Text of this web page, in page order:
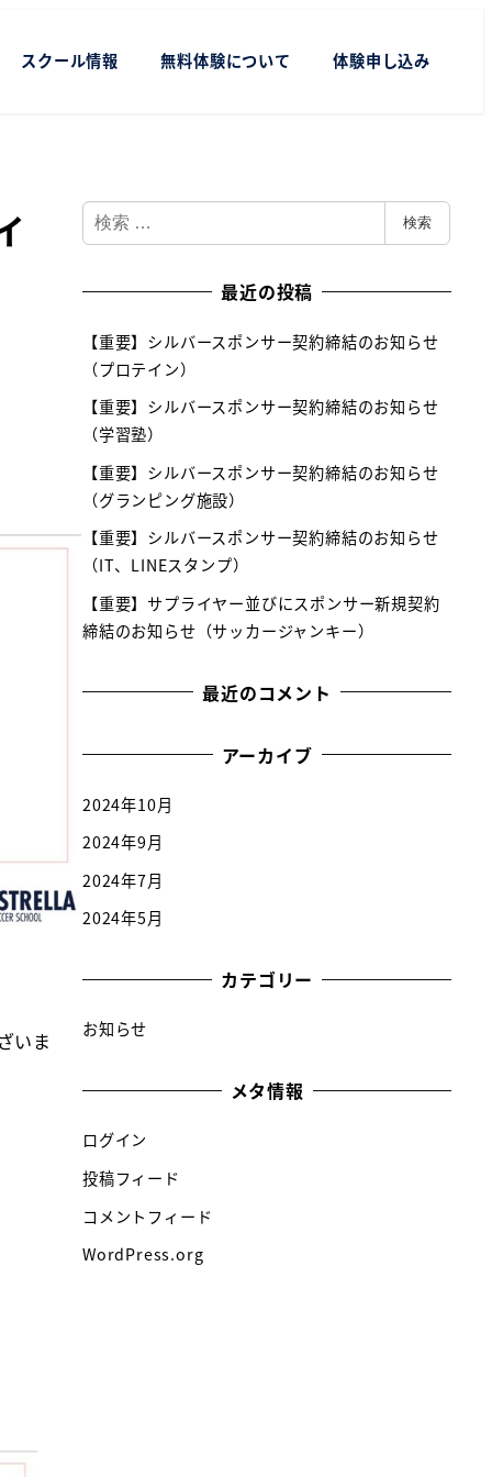
スクール情報 無料体験について 体験申し込み
いま
検
索
検索
最近の投稿
【重要】シルバースポンサー契約締結のお知らせ
（プロテイン）
【重要】シルバースポンサー契約締結のお知らせ
（学習塾）
【重要】シルバースポンサー契約締結のお知らせ
（グランピング施設）
【重要】シルバースポンサー契約締結のお知らせ
（IT、LINEスタンプ）
【重要】サプライヤー並びにスポンサー新規契約
締結のお知らせ（サッカージャンキー）
最近のコメント
アーカイブ
2024年10月
2024年9月
2024年7月
2024年5月
カテゴリー
お知らせ
メタ情報
ログイン
投稿フィード
コメントフィード
WordPress.org